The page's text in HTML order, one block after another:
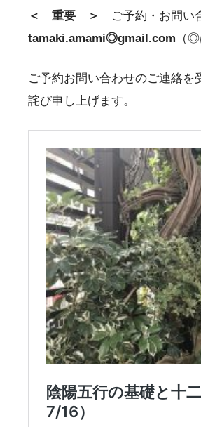
＜ 重要 ＞ ご予約・お問い
tamaki.amami◎gmail.com （
ご予約お問い合わせのご連絡
詫び申し上げます。